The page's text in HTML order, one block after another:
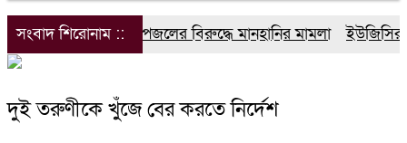
সংবাদ শিরোনাম ::ডিপজলের বিরুদ্ধে মানহানির মামলা ইউজিসির
দুই তরুণীকে খুঁজে বের করতে নির্দেশ